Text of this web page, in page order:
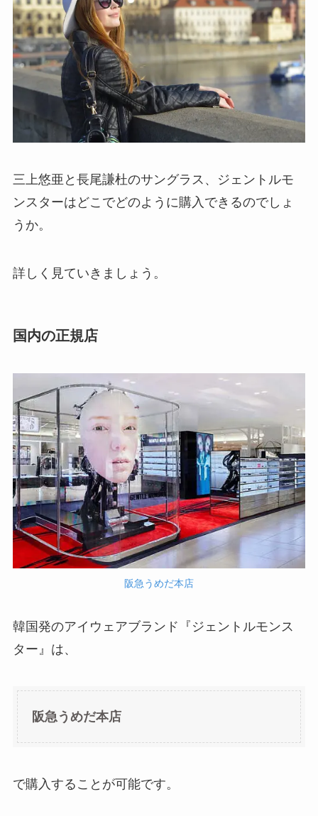
三上悠亜と長尾謙杜のサングラス、ジェントルモ
ンスターはどこでどのように購入できるのでしょ
うか。
詳しく見ていきましょう。
国内の正規店
阪急うめだ本店
韓国発のアイウェアブランド『ジェントルモンス
ター』は、
阪急うめだ本店
で購入することが可能です。